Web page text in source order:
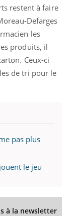
restent à faire
Defarges
les
produits, il
Ceux-ci
de tri pour le
pas plus
le jeu
à la newsletter